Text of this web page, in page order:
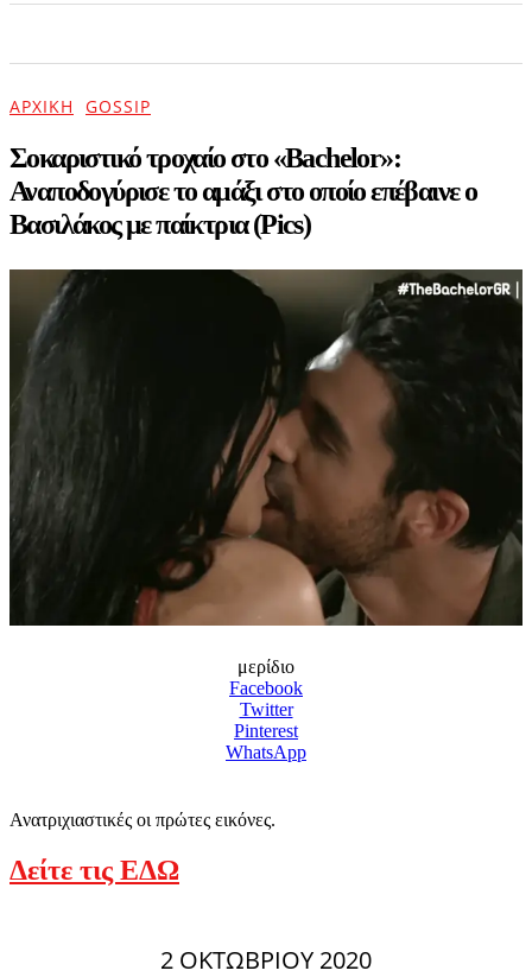
ΑΡΧΙΚΉ GOSSIP
Σοκαριστικό τροχαίο στο «Bachelor»:
Αναποδογύρισε το αμάξι στο οποίο επέβαινε ο
Βασιλάκος με παίκτρια (Pics)
μερίδιο
Facebook
Twitter
Pinterest
WhatsApp
Ανατριχιαστικές οι πρώτες εικόνες.
Δείτε τις ΕΔΩ
2 ΟΚΤΩΒΡΊΟΥ 2020